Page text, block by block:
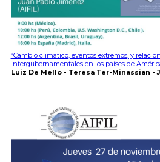
“Cambio climático, eventos extremos, y
intergubernamentales en los países de
Luiz De Mello - Teresa Ter-Minassian -